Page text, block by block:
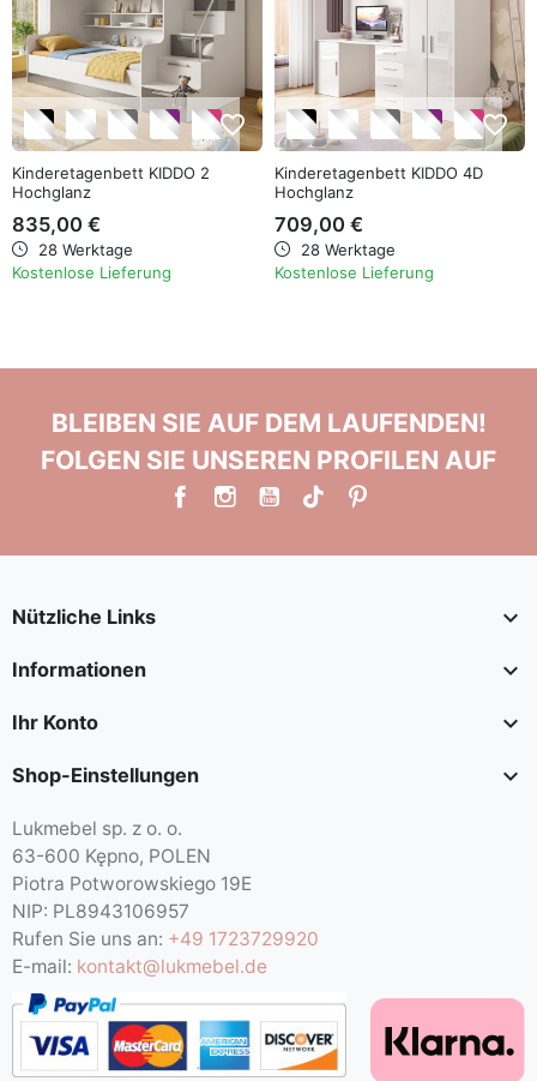
favorite_border
Kinderetagenbett KIDDO 2
Hochglanz
835,00 €
28 Werktage
Kostenlose Lieferung
favorite_border
Kinderetagenbett KIDDO 4D
Hochglanz
709,00 €
28 Werktage
Kostenlose Lieferung
BLEIBEN SIE AUF DEM LAUFENDEN!
FOLGEN SIE UNSEREN PROFILEN AUF
Nützliche Links 
Informationen 
Ihr Konto 
Shop-Einstellungen 
Lukmebel sp. z o. o.
63-600 Kępno, POLEN
Piotra Potworowskiego 19E
NIP: PL8943106957
Rufen Sie uns an: +49 1723729920
E-mail: kontakt@lukmebel.de